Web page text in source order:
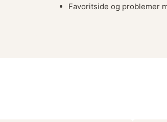
Favoritside og problemer